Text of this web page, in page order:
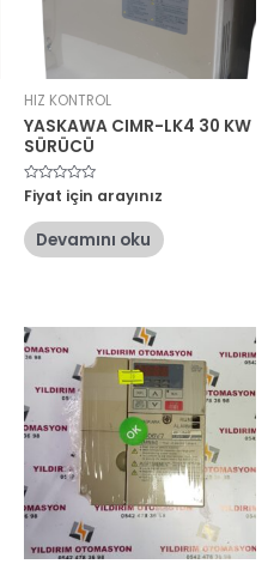
HIZ KONTROL
YASKAWA CIMR-LK4 30 KW
SÜRÜCÜ
5
üzerinden
oy
aldı
Fiyat için arayınız
Devamını oku